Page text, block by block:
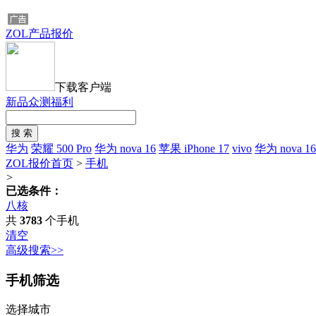
ZOL产品报价
下载客户端
新品众测福利
华为 荣耀 500 Pro 华为 nova 16 苹果 iPhone 17 vivo 华为 nova
ZOL报价首页 > 手机
>
已选条件：
八核
共 3783 个手机
清空
高级搜索>>
手机筛选
选择城市